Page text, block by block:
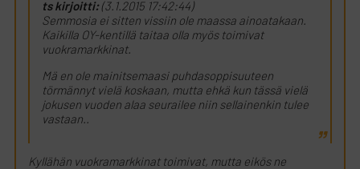
ts kirjoitti:(3.1.2015 17:42:44)
Semmosia ei sitten vissiin ole maassa ainoatakaan.
Kaikilla OY-kentillä taitaa olla myös toimivat
vuokramarkkinat.
Mä en ole mainitsemaasi puhdasoppisuuteen
törmännyt vielä koskaan, mutta ehkä kun tässä vielä
jokusen vuoden alaa seurailee niin sellainenkin tulee
vastaan..
Kyllähän vuokramarkkinat toimivat, mutta eikös ne